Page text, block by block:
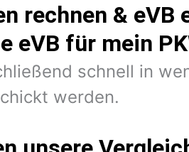
rechnen & eVB
eVB für mein
schnell in
werden.